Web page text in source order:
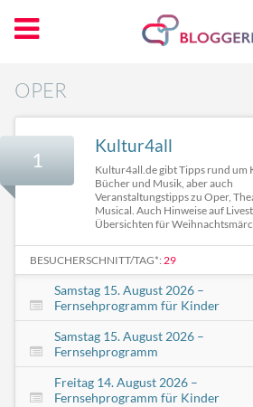
OPER
1
Kultur4all
Kultur4all.de gibt Tipps rund um
Bücher und Musik, aber auch
Veranstaltungstipps zu Oper,
Musical. Auch Hinweise auf
Übersichten für
BESUCHERSCHNITT/TAG*: 29
Samstag 15. August 2026 –
Fernsehprogramm für Kinder
Samstag 15. August 2026 –
Fernsehprogramm
Freitag 14. August 2026 –
Fernsehprogramm für Kinder